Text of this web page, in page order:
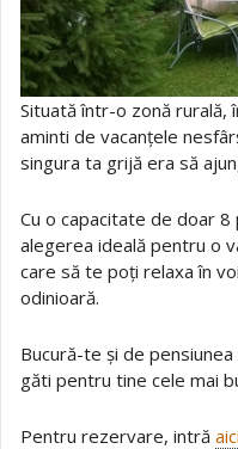
Situată într-o zonă rurală,
aminti de vacanțele
singura ta grijă era să
Cu o capacitate de doar
alegerea ideală pentru o
care să te poți relaxa în
odinioară.
Bucură-te și de
găti pentru tine cele mai
Pentru rezervare, intră aici